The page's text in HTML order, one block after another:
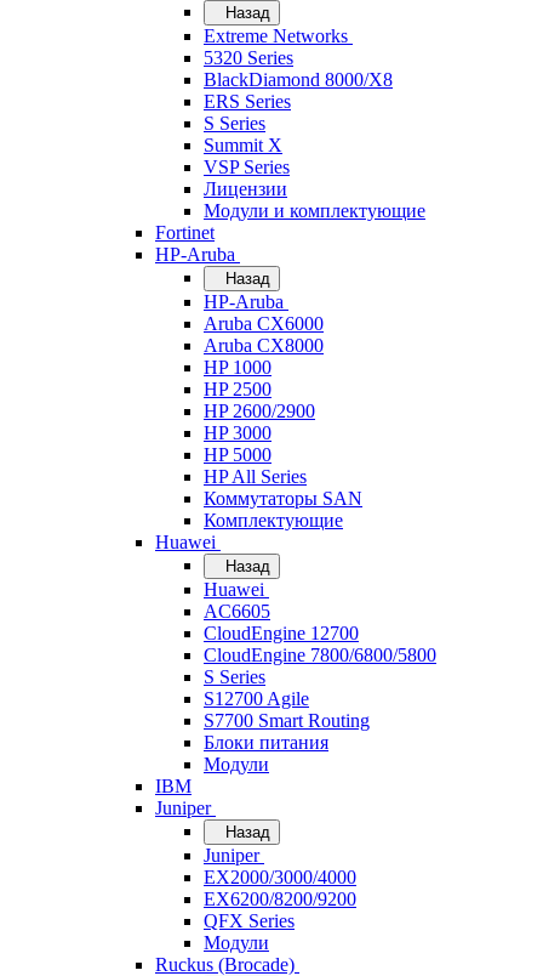
Назад
Extreme Networks
5320 Series
BlackDiamond 8000/X8
ERS Series
S Series
Summit X
VSP Series
Лицензии
Модули и комплектующие
Fortinet
HP-Aruba
Назад
HP-Aruba
Aruba CX6000
Aruba CX8000
HP 1000
HP 2500
HP 2600/2900
HP 3000
HP 5000
HP All Series
Коммутаторы SAN
Комплектующие
Huawei
Назад
Huawei
AC6605
CloudEngine 12700
CloudEngine 7800/6800/5800
S Series
S12700 Agile
S7700 Smart Routing
Блоки питания
Модули
IBM
Juniper
Назад
Juniper
EX2000/3000/4000
EX6200/8200/9200
QFX Series
Модули
Ruckus (Brocade)